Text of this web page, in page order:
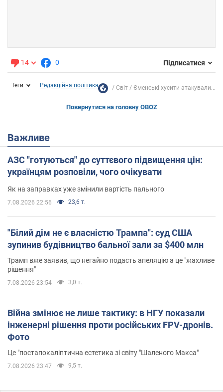
14 0 Підписатися
Теги Редакційна політика Світ Єменські хусити атакували...
Повернутися на головну OBOZ
Важливе
АЗС "готуються" до суттєвого підвищення цін:
українцям розповіли, чого очікувати
Як на заправках уже змінили вартість пального
7.08.2026 22:56 23,6 т.
"Білий дім не є власністю Трампа": суд США
зупинив будівництво бальної зали за $400 млн
Трамп вже заявив, що негайно подасть апеляцію а це "жахливе
рішення"
7.08.2026 23:54 3,0 т.
Війна змінює не лише тактику: в НГУ показали
інженерні рішення проти російських FPV-дронів.
Фото
Це "постапокаліптична естетика зі світу "Шаленого Макса"
7.08.2026 23:47 9,5 т.